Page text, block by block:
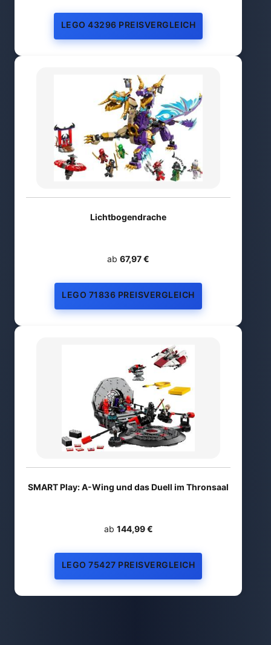
LEGO 43296 PREISVERGLEICH
Lichtbogendrache
ab 67,97 €
LEGO 71836 PREISVERGLEICH
SMART Play: A-Wing und das Duell im Thronsaal
ab 144,99 €
LEGO 75427 PREISVERGLEICH